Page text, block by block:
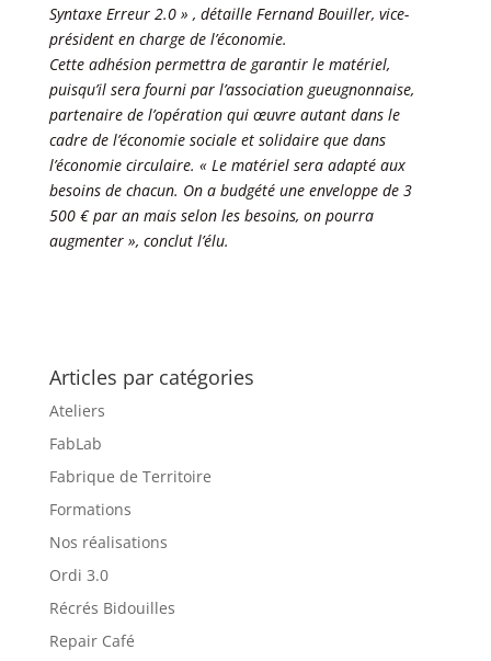
Syntaxe Erreur 2.0 » , détaille Fernand Bouiller, vice-
président en charge de l’économie.
Cette adhésion permettra de garantir le matériel,
puisqu’il sera fourni par l’association gueugnonnaise,
partenaire de l’opération qui œuvre autant dans le
cadre de l’économie sociale et solidaire que dans
l’économie circulaire. « Le matériel sera adapté aux
besoins de chacun. On a budgété une enveloppe de 3
500 € par an mais selon les besoins, on pourra
augmenter », conclut l’élu.
Articles par catégories
Ateliers
FabLab
Fabrique de Territoire
Formations
Nos réalisations
Ordi 3.0
Récrés Bidouilles
Repair Café